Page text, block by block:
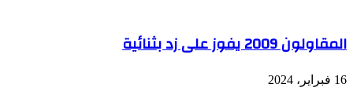
المقاولون 2009 يفوز على زد بثنائية
16 فبراير، 2024